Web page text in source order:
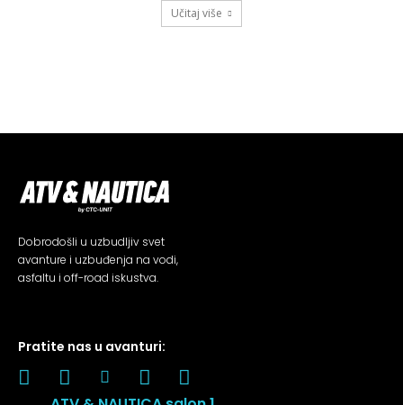
Učitaj više
Dobrodošli u uzbudljiv svet
avanture i uzbuđenja na vodi,
asfaltu i off-road iskustva.
Pratite nas u avanturi: